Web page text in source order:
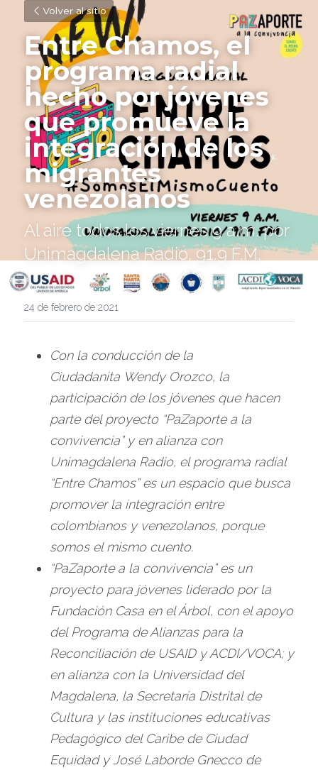
Volver al sitio
Entre Chamos, el
programa radial
hecho por jóvenes
que promueve la
integración de los
migrantes
venezolanos
Al aire todos los viernes 9 a.m. por
Unimagdalena Radio, 91.9 F.M.
24 de febrero de 2021
Con la conducción de la
Ciudadanita Wendy Orozco, la
participación de los jóvenes que hacen
parte del proyecto “PaZaporte a la
convivencia” y en alianza con
Unimagdalena Radio, el programa radial
“Entre Chamos” es un espacio que busca
promover la integración entre
colombianos y venezolanos, porque
somos el mismo cuento.
“PaZaporte a la convivencia” es un
proyecto para jóvenes liderado por la
Fundación Casa en el Árbol, con el apoyo
del Programa de Alianzas para la
Reconciliación de USAID y ACDI/VOCA; y
en alianza con la Universidad del
Magdalena, la Secretaría Distrital de
Cultura y las instituciones educativas
Pedagógico del Caribe de Ciudad
Equidad y José Laborde Gnecco de